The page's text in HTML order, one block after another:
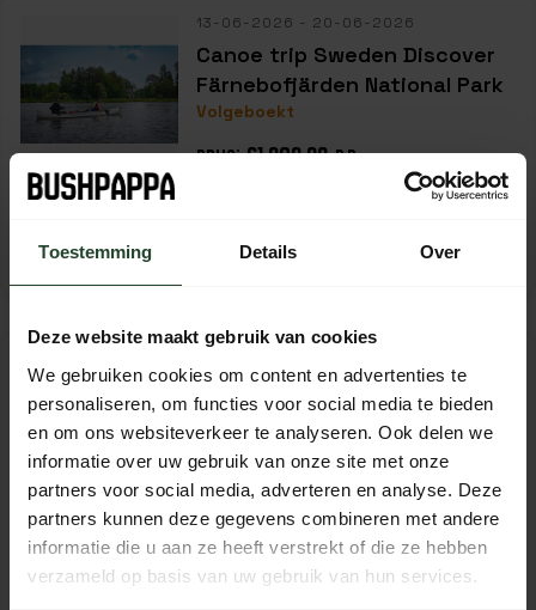
Toestemming Details Over
Deze website maakt gebruik van cookies
We gebruiken cookies om content en advertenties te
personaliseren, om functies voor social media te bieden
en om ons websiteverkeer te analyseren. Ook delen we
informatie over uw gebruik van onze site met onze
partners voor social media, adverteren en analyse. Deze
partners kunnen deze gegevens combineren met andere
informatie die u aan ze heeft verstrekt of die ze hebben
verzameld op basis van uw gebruik van hun services.
13-06-2026 - 20-06-2026
Canoe trip Sweden Discover
Färnebofjärden National Park
Volgeboekt
PRIJS:€1.089,00P.P.
5-Day Navigation Course
South Sweden (Snogeholm)
29-10 to 2-11-2026
Beschikbaar
PRIJS:€878,00P.P.
Aanbetaling:€106,24p.p.